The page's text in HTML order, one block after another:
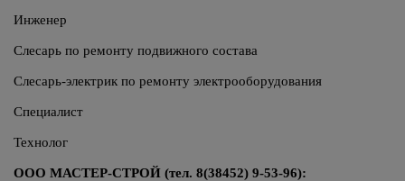
Инженер
Слесарь по ремонту подвижного состава
Слесарь-электрик по ремонту электрооборудования
Специалист
Технолог
ООО МАСТЕР-СТРОЙ (тел. 8(38452) 9-53-96):